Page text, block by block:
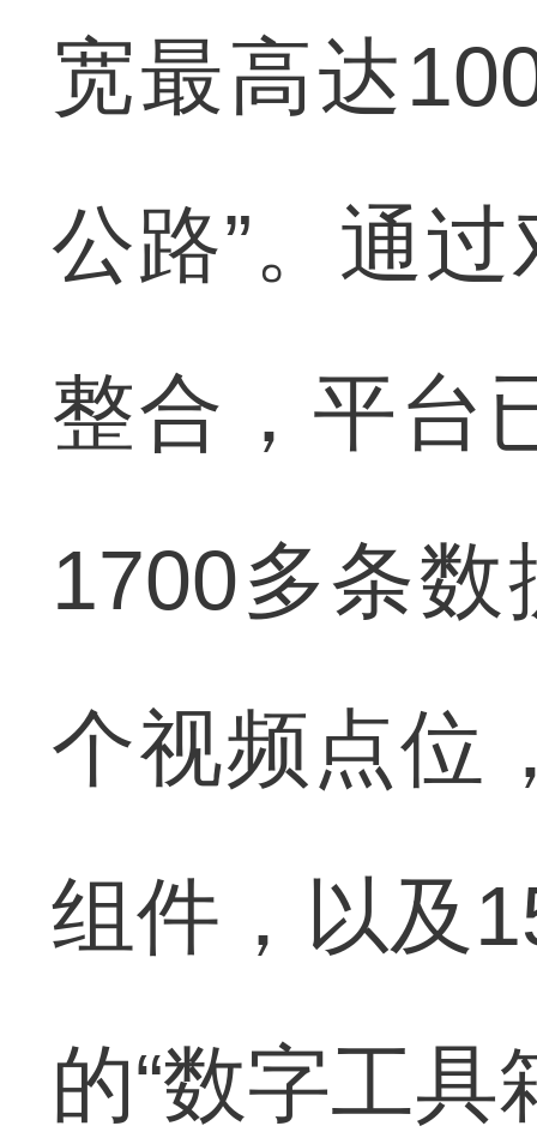
宽最高达
公路”。通
整合，平台
1700多条
个视频点位
组件，以及
的“数字工具